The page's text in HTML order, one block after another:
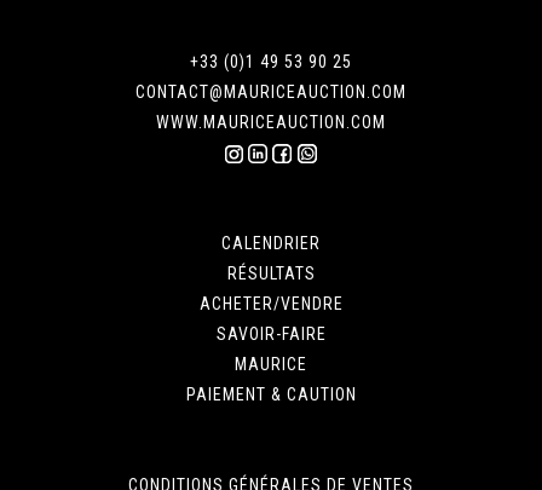
+33 (0)1 49 53 90 25
CONTACT@MAURICEAUCTION.COM
WWW.MAURICEAUCTION.COM
CALENDRIER
RÉSULTATS
ACHETER/VENDRE
SAVOIR-FAIRE
MAURICE
PAIEMENT & CAUTION
CONDITIONS GÉNÉRALES DE VENTES